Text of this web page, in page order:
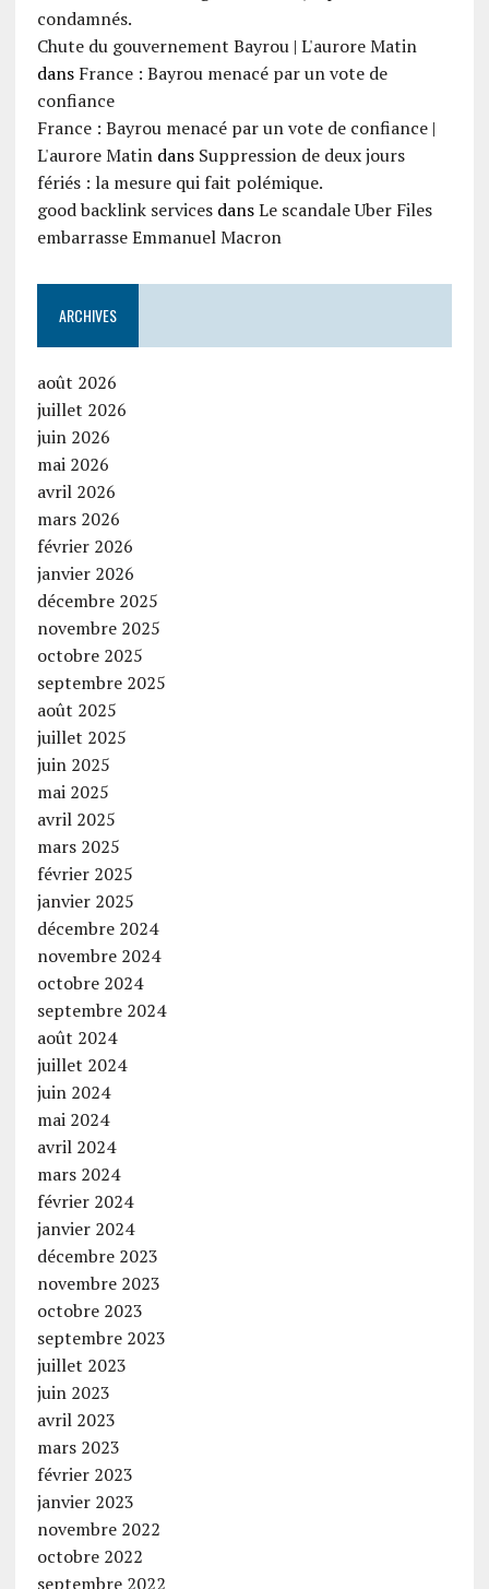
condamnés.
Chute du gouvernement Bayrou | L'aurore Matin
dans France : Bayrou menacé par un vote de
confiance
France : Bayrou menacé par un vote de confiance |
L'aurore Matindans Suppression de deux jours
fériés : la mesure qui fait polémique.
good backlink servicesdansLe scandale Uber Files
embarrasse Emmanuel Macron
ARCHIVES
août 2026
juillet 2026
juin 2026
mai 2026
avril 2026
mars 2026
février 2026
janvier 2026
décembre 2025
novembre 2025
octobre 2025
septembre 2025
août 2025
juillet 2025
juin 2025
mai 2025
avril 2025
mars 2025
février 2025
janvier 2025
décembre 2024
novembre 2024
octobre 2024
septembre 2024
août 2024
juillet 2024
juin 2024
mai 2024
avril 2024
mars 2024
février 2024
janvier 2024
décembre 2023
novembre 2023
octobre 2023
septembre 2023
juillet 2023
juin 2023
avril 2023
mars 2023
février 2023
janvier 2023
novembre 2022
octobre 2022
septembre 2022